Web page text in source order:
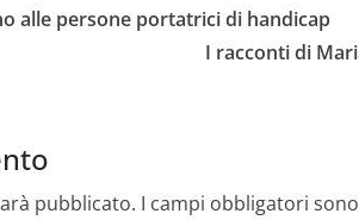
alle persone portatrici di handicap
I racconti di
pubblicato. I campi obbligatori